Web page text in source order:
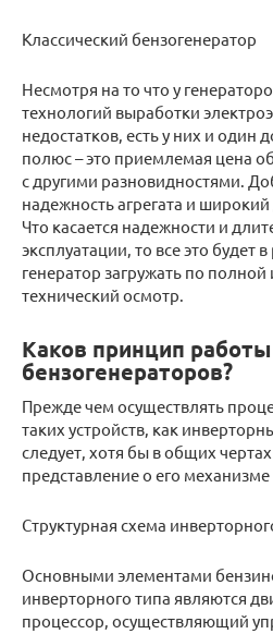
Классический бензогенератор
Несмотря на то что у
технологий выработки
недостатков, есть у них и один
полюс – это приемлемая цена
с другими разновидностями.
надежность агрегата и
Что касается надежности и
эксплуатации, то все это будет
генератор загружать по
технический осмотр.
Каков принцип
бензогенераторов?
Прежде чем осуществлять
таких устройств, как
следует, хотя бы в общих
представление о его механизме
Структурная схема
Основными элементами
инверторного типа являются
процессор, осуществляющий